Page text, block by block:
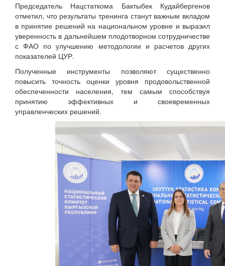
Председатель Нацстаткома Бактыбек Кудайбергенов
отметил, что результаты тренинга станут важным вкладом
в принятие решений на национальном уровне и выразил
уверенность в дальнейшем плодотворном сотрудничестве
с ФАО по улучшению методологии и расчетов других
показателей ЦУР.
Полученные инструменты позволяют существенно
повысить точность оценки уровня продовольственной
обеспеченности населения, тем самым способствуя
принятию эффективных и своевременных
управленческих решений.